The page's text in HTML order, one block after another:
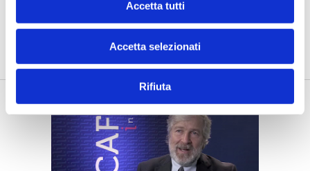
Accetta tutti
Accetta selezionati
Rifiuta
Pagamenti 2018 eToro ha lanciato un e-wallet per le
criptovalute. Edoa...